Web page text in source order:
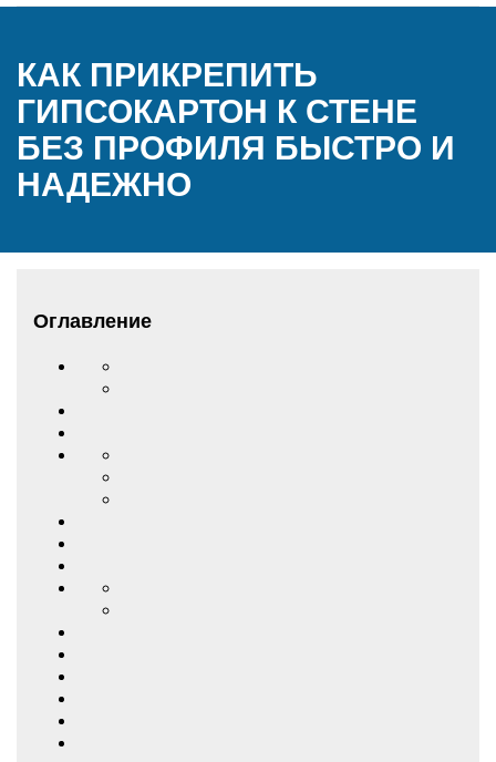
КАК ПРИКРЕПИТЬ
ГИПСОКАРТОН К СТЕНЕ
БЕЗ ПРОФИЛЯ БЫСТРО И
НАДЕЖНО
Оглавление